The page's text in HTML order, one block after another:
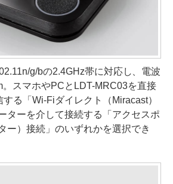
g/bの2.4GHz帯に対応し、電波
スマホやPCとLDT-MRC03を直接
る「Wi-Fiダイレクト（Miracast）
ターを介して接続する「アクセスポ
ー）接続」のいずれかを選択でき